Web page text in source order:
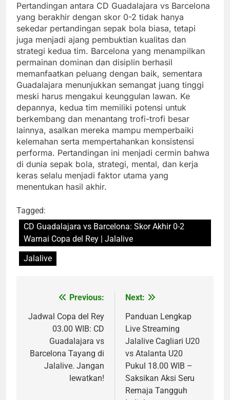
Pertandingan antara CD Guadalajara vs Barcelona
yang berakhir dengan skor 0-2 tidak hanya
sekedar pertandingan sepak bola biasa, tetapi
juga menjadi ajang pembuktian kualitas dan
strategi kedua tim. Barcelona yang menampilkan
permainan dominan dan disiplin berhasil
memanfaatkan peluang dengan baik, sementara
Guadalajara menunjukkan semangat juang tinggi
meski harus mengakui keunggulan lawan. Ke
depannya, kedua tim memiliki potensi untuk
berkembang dan menantang trofi-trofi besar
lainnya, asalkan mereka mampu memperbaiki
kelemahan serta mempertahankan konsistensi
performa. Pertandingan ini menjadi cermin bahwa
di dunia sepak bola, strategi, mental, dan kerja
keras selalu menjadi faktor utama yang
menentukan hasil akhir.
Tagged:
CD Guadalajara vs Barcelona: Skor Akhir 0-2
Warnai Copa del Rey | Jalalive
Jalalive
navigation
Previous:
Jadwal Copa del Rey
03.00 WIB: CD
Guadalajara vs
Barcelona Tayang di
Jalalive. Jangan
lewatkan!
Next:
Panduan Lengkap
Live Streaming
Jalalive Cagliari U20
vs Atalanta U20
Pukul 18.00 WIB –
Saksikan Aksi Seru
Remaja Tangguh